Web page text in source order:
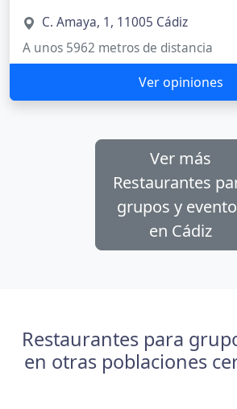
C. Amaya, 1, 11005 Cádiz
A unos 5962 metros de distancia
Ver opiniones
Ver más
Restaurantes
grupos y
en Cádiz
Restaurantes para
en otras poblaciones